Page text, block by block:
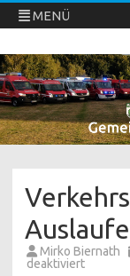
MENÜ
Freiwillige
Mirko Biernath
deaktiviertfür